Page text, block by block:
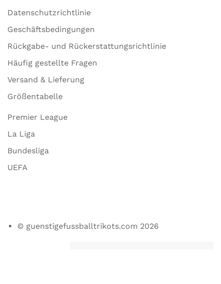
Datenschutzrichtlinie
Geschäftsbedingungen
Rückgabe- und Rückerstattungsrichtlinie
Häufig gestellte Fragen
Versand & Lieferung
Größentabelle
Premier League
La Liga
Bundesliga
UEFA
© guenstigefussballtrikots.com 2026